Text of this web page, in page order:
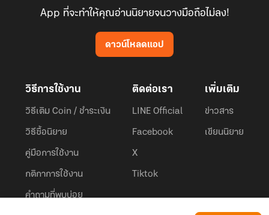
App ที่จะทำให้คุณอ่านนิยายจนวางมือถือไม่ลง!
ดาวน์โหลดแอป
วิธีการใช้งาน
วิธีเติม Coin / ชำระเงิน
วิธีซื้อนิยาย
คู่มือการใช้งาน
กติกาการใช้งาน
คำถามที่พบบ่อย
ติดต่อเรา
LINE Official
Facebook
X
Tiktok
เพิ่มเติม
ข่าวสาร
เขียนนิยาย